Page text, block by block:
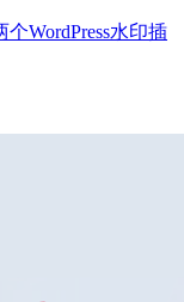
个WordPress水印插